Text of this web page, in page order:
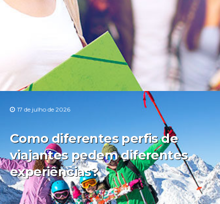
17 de julho de 2026
Como diferentes perfis de
viajantes pedem diferentes
experiências?